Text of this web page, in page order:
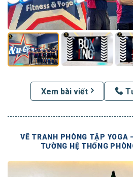
Xem bài viết
VẼ TRANH PHÒNG TẬP YOGA
TƯỜNG HỆ THỐNG